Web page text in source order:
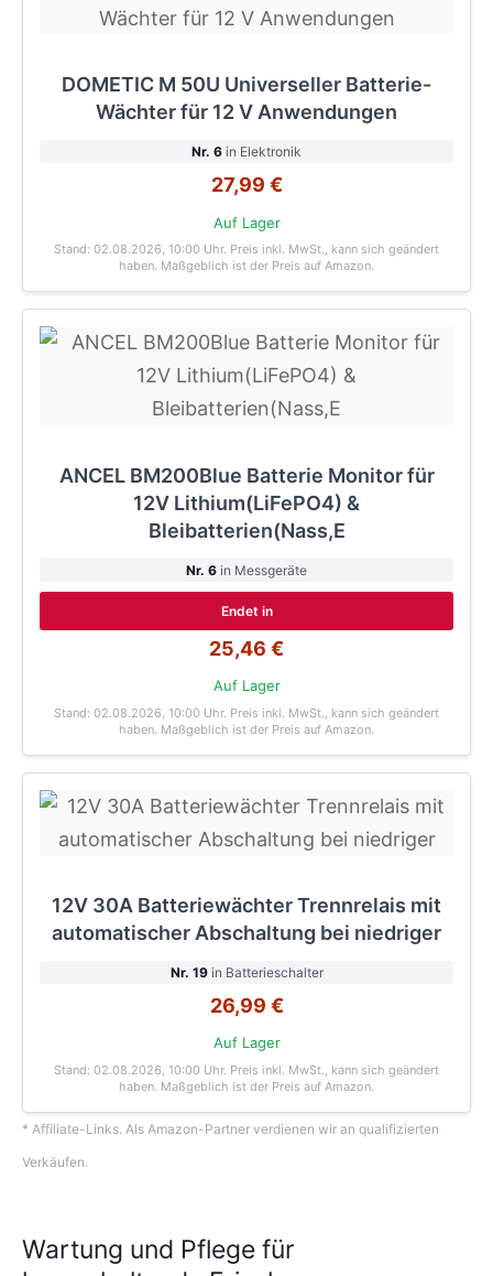
DOMETIC M 50U Universeller Batterie-
Wächter für 12 V Anwendungen
Nr. 6 in Elektronik
27,99 €
Auf Lager
Stand: 02.08.2026, 10:00 Uhr. Preis inkl. MwSt., kann sich geändert
haben. Maßgeblich ist der Preis auf Amazon.
ANCEL BM200Blue Batterie Monitor für
12V Lithium(LiFePO4) &
Bleibatterien(Nass,E
Nr. 6 in Messgeräte
Endet in
25,46 €
Auf Lager
Stand: 02.08.2026, 10:00 Uhr. Preis inkl. MwSt., kann sich geändert
haben. Maßgeblich ist der Preis auf Amazon.
12V 30A Batteriewächter Trennrelais mit
automatischer Abschaltung bei niedriger
Nr. 19in Batterieschalter
26,99 €
Auf Lager
Stand: 02.08.2026, 10:00 Uhr. Preis inkl. MwSt., kann sich geändert
haben. Maßgeblich ist der Preis auf Amazon.
* Affiliate-Links. Als Amazon-Partner verdienen wir an qualifizierten
Verkäufen.
Wartung und Pflege für